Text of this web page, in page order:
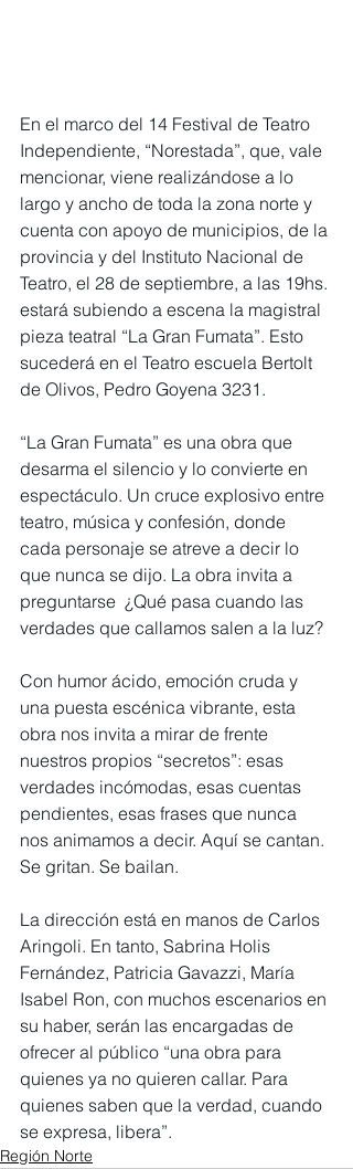
En el marco del 14 Festival de Teatro
Independiente, “Norestada”, que, vale
mencionar, viene realizándose a lo
largo y ancho de toda la zona norte y
cuenta con apoyo de municipios, de la
provincia y del Instituto Nacional de
Teatro, el 28 de septiembre, a las 19hs.
estará subiendo a escena la magistral
pieza teatral “La Gran Fumata”. Esto
sucederá en el Teatro escuela Bertolt
de Olivos, Pedro Goyena 3231.
“La Gran Fumata” es una obra que
desarma el silencio y lo convierte en
espectáculo. Un cruce explosivo entre
teatro, música y confesión, donde
cada personaje se atreve a decir lo
que nunca se dijo. La obra invita a
preguntarse  ¿Qué pasa cuando las
verdades que callamos salen a la luz?
Con humor ácido, emoción cruda y
una puesta escénica vibrante, esta
obra nos invita a mirar de frente
nuestros propios “secretos”: esas
verdades incómodas, esas cuentas
pendientes, esas frases que nunca
nos animamos a decir. Aquí se cantan.
Se gritan. Se bailan.
La dirección está en manos de Carlos
Aringoli. En tanto, Sabrina Holis
Fernández, Patricia Gavazzi, María
Isabel Ron, con muchos escenarios en
su haber, serán las encargadas de
ofrecer al público “una obra para
quienes ya no quieren callar. Para
quienes saben que la verdad, cuando
se expresa, libera”.
Región Norte